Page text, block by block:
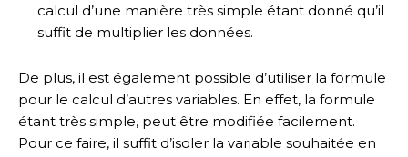
calcul d’une manière très simple étant donné qu’il
suffit de multiplier les données.
De plus, il est également possible d’utiliser la formule
pour le calcul d’autres variables. En effet, la formule
étant très simple, peut être modifiée facilement.
Pour ce faire, il suffit d’isoler la variable souhaitée en